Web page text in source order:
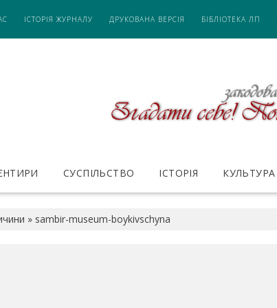
ІСТОРІЯ ЖУРНАЛУ ДРУКОВАНА ВЕРСІЯ БІБЛІОТЕКА ЛП
СУСПІЛЬСТВО ІСТОРІЯ КУЛЬТУРА
» sambir-museum-boykivschyna